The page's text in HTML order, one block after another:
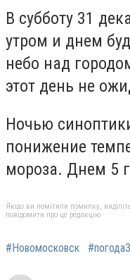
В субботу 31
утром и днем
небо над
этот день не
Ночью
понижение
мороза. Днем 5
Якщо ви помітили помилку,
повідомити про це редакцію
#Новомосковск